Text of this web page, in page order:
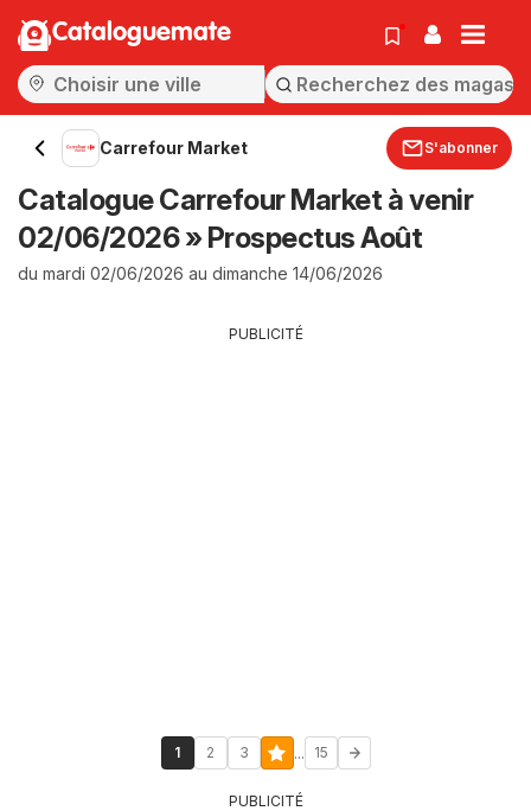
Cataloguemate
Carrefour Market S'abonner
Catalogue Carrefour Market à venir
02/06/2026 » Prospectus Août
du mardi 02/06/2026 au dimanche 14/06/2026
PUBLICITÉ
1 2 3 ... 15
PUBLICITÉ